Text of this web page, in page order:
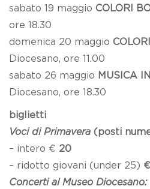
sabato 19 maggio COLORI
ore 18.30
domenica 20 maggio
Diocesano, ore 11.00
sabato 26 maggio MUSICA
Diocesano, ore 18.30
biglietti
Voci di Primavera (posti
– intero € 20
– ridotto giovani (under 25)
Concerti al Museo Diocesano: